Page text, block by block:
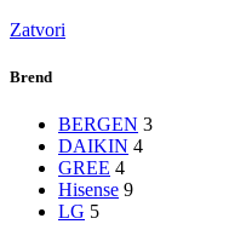
Zatvori
Brend
BERGEN 3
DAIKIN 4
GREE 4
Hisense 9
LG 5